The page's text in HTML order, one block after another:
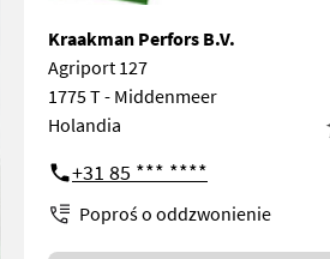
Kraakman Perfors B.V.
Agriport 127
1775 T - Middenmeer
Holandia
+31 85 *** ****
Poproś o oddzwonienie